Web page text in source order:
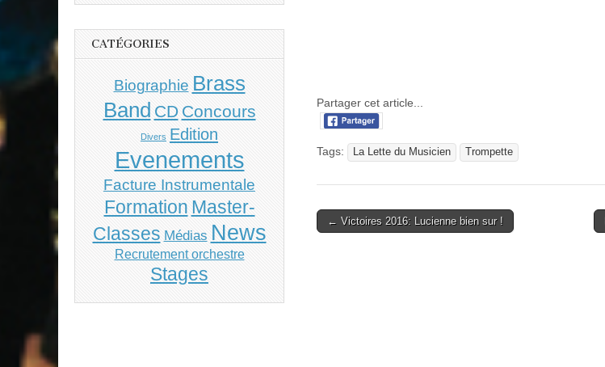
Partager cet article...
Tags: La Lette du Musicien Trompette
Post
← Victoires 2016: Lucienne bien sur !
CATÉGORIES
Biographie Brass
Band CD Concours
Divers Edition
Evenements
Facture Instrumentale
Formation Master-
Classes Médias News
Recrutement orchestre
Stages